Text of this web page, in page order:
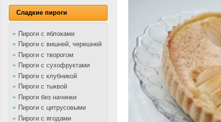
Сладкие пироги
Пироги с яблоками
Пироги с вишней, черешней
Пироги с творогом
Пироги с сухофруктами
Пироги с клубникой
Пироги с тыквой
Пироги без начинки
Пироги с цитрусовыми
Пироги с ягодами